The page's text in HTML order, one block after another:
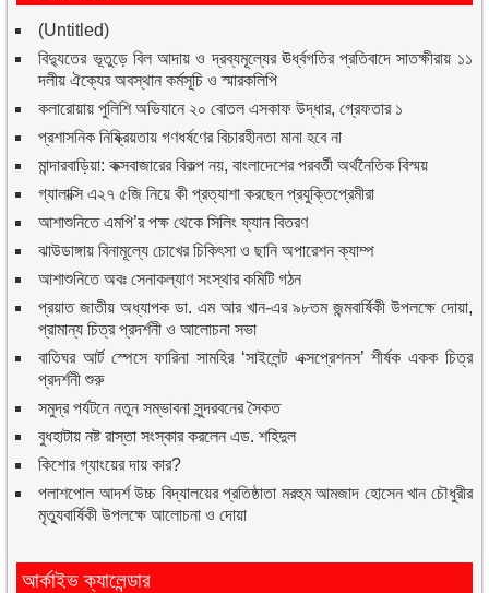
(Untitled)
বিদ্যুতের ভূতুড়ে বিল আদায় ও দ্রব্যমূল্যের ঊর্ধ্বগতির প্রতিবাদে সাতক্ষীরায় ১১
দলীয় ঐক্যের অবস্থান কর্মসূচি ও স্মারকলিপি
কলারোয়ায় পুলিশি অভিযানে ২০ বোতল এসকাফ উদ্ধার, গ্রেফতার ১
প্রশাসনিক নিষ্ক্রিয়তায় গণধর্ষণের বিচারহীনতা মানা হবে না
মান্দারবাড়িয়া: কক্সবাজারের বিকল্প নয়, বাংলাদেশের পরবর্তী অর্থনৈতিক বিস্ময়
গ্যালাক্সি এ২৭ ৫জি নিয়ে কী প্রত্যাশা করছেন প্রযুক্তিপ্রেমীরা
আশাশুনিতে এমপি’র পক্ষ থেকে সিলিং ফ্যান বিতরণ
ঝাউডাঙ্গায় বিনামূল্যে চোখের চিকিৎসা ও ছানি অপারেশন ক্যাম্প
আশাশুনিতে অবঃ সেনাকল্যাণ সংস্থার কমিটি গঠন
প্রয়াত জাতীয় অধ্যাপক ডা. এম আর খান-এর ৯৮তম জন্মবার্ষিকী উপলক্ষে দোয়া,
প্রামান্য চিত্র প্রদর্শনী ও আলোচনা সভা
বাতিঘর আর্ট স্পেসে ফারিনা সামহির ‘সাইলেন্ট এক্সপ্রেশনস’ শীর্ষক একক চিত্র
প্রদর্শনী শুরু
সমুদ্র পর্যটনে নতুন সম্ভাবনা সুন্দরবনের সৈকত
বুধহাটায় নষ্ট রাস্তা সংস্কার করলেন এড. শহিদুল
কিশোর গ্যাংয়ের দায় কার?
পলাশপোল আদর্শ উচ্চ বিদ্যালয়ের প্রতিষ্ঠাতা মরহুম আমজাদ হোসেন খান চৌধুরীর
মৃত্যুবার্ষিকী উপলক্ষে আলোচনা ও দোয়া
আর্কাইভ ক্যালেন্ডার